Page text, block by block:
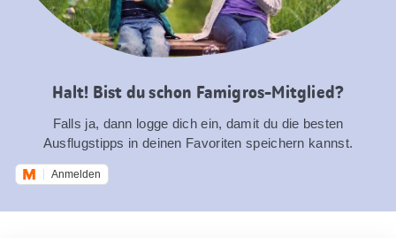
Halt! Bist du schon Famigros-Mitglied?
Falls ja, dann logge dich ein, damit du die besten
Ausflugstipps in deinen Favoriten speichern kannst.
Anmelden